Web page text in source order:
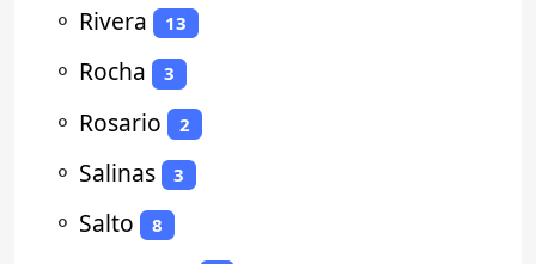
⚬ Rivera 13
⚬ Rocha 3
⚬ Rosario 2
⚬ Salinas 3
⚬ Salto 8